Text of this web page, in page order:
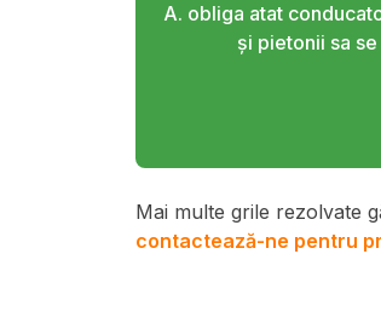
A. obliga atat
şi pietonii sa
Mai multe grile rezolvate
contactează-ne pentru